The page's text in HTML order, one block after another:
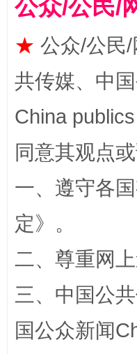
全民健身五年计划
阿坝州三大球赛
公众/公民/
★ 公众/公民
共传媒、中
China
同意其观点
一、遵守各
定》。
二、尊重网
三、中国公
国公众新闻